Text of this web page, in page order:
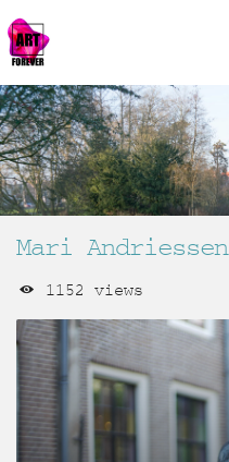
Mari Andriessen
1152 views